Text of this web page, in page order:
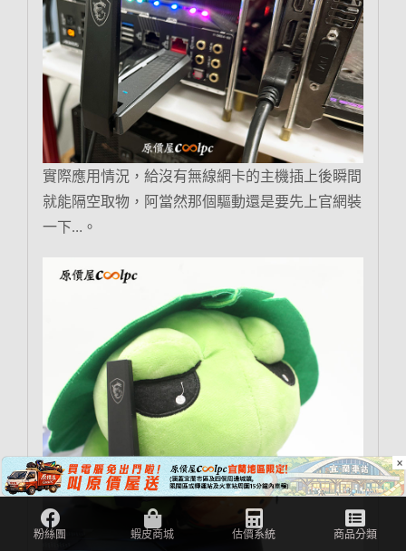
實際應用情況，給沒有無線網卡的主機插上後瞬間
就能隔空取物，阿當然那個驅動還是要先上官網裝
一下…。
×